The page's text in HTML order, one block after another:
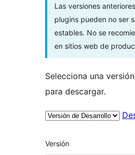
Las versiones
plugins pueden no ser
estables. No se
en sitios web de
Selecciona una
para descargar.
Meta
Versión